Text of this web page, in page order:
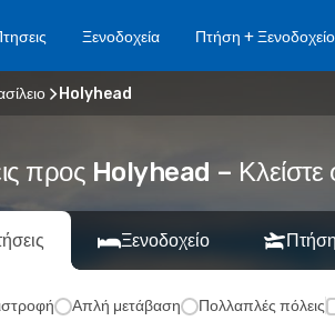
Ξενοδοχεία Πτήση + Ξενοδοχείο
Holyhead
προς Holyhead –
Ξενοδοχείο
Απλή μετάβαση Πολλαπλές πόλεις